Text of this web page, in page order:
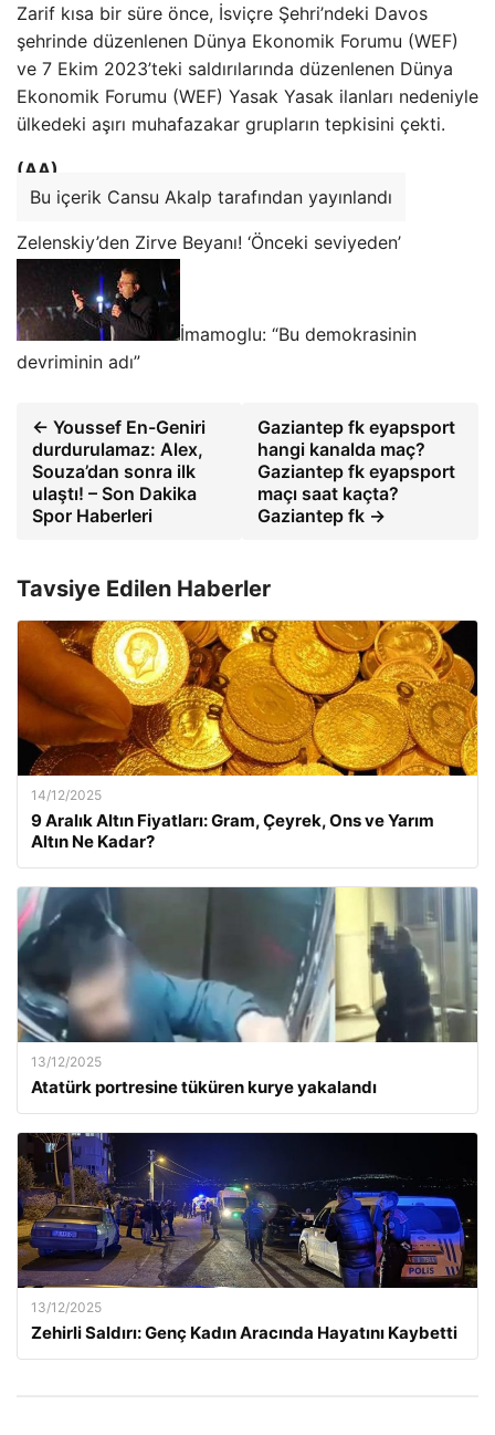
Zarif kısa bir süre önce, İsviçre Şehri’ndeki Davos
şehrinde düzenlenen Dünya Ekonomik Forumu (WEF)
ve 7 Ekim 2023’teki saldırılarında düzenlenen Dünya
Ekonomik Forumu (WEF) Yasak Yasak ilanları nedeniyle
ülkedeki aşırı muhafazakar grupların tepkisini çekti.
(AA)
Bu içerik Cansu Akalp tarafından yayınlandı
Zelenskiy’den Zirve Beyanı! ‘Önceki seviyeden’
İmamoglu: “Bu demokrasinin
devriminin adı”
← Youssef En-Geniri
durdurulamaz: Alex,
Souza’dan sonra ilk
ulaştı! – Son Dakika
Spor Haberleri
Gaziantep fk eyapsport
hangi kanalda maç?
Gaziantep fk eyapsport
maçı saat kaçta?
Gaziantep fk →
Tavsiye Edilen Haberler
14/12/2025
9 Aralık Altın Fiyatları: Gram, Çeyrek, Ons ve Yarım
Altın Ne Kadar?
13/12/2025
Atatürk portresine tüküren kurye yakalandı
13/12/2025
Zehirli Saldırı: Genç Kadın Aracında Hayatını Kaybetti